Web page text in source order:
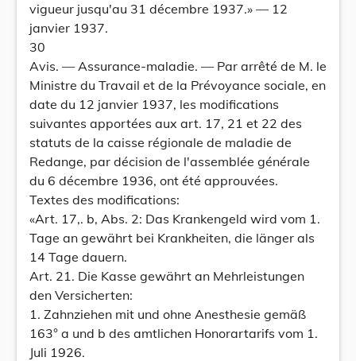
vigueur jusqu'au 31 décembre 1937.» — 12
janvier 1937.
30
Avis. — Assurance-maladie. — Par arrêté de M. le
Ministre du Travail et de la Prévoyance sociale, en
date du 12 janvier 1937, les modifications
suivantes apportées aux art. 17, 21 et 22 des
statuts de la caisse régionale de maladie de
Redange, par décision de l'assemblée générale
du 6 décembre 1936, ont été approuvées.
Textes des modifications:
«Art. 17,. b, Abs. 2: Das Krankengeld wird vom 1.
Tage an gewährt bei Krankheiten, die länger als
14 Tage dauern.
Art. 21. Die Kasse gewährt an Mehrleistungen
den Versicherten:
1. Zahnziehen mit und ohne Anesthesie gemäß
163° a und b des amtlichen Honorartarifs vom 1.
Juli 1926.